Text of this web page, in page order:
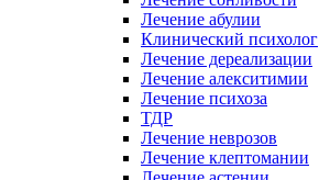
Лечение абулии
Клинический психолог
Лечение дереализации
Лечение алекситимии
Лечение психоза
ТДР
Лечение неврозов
Лечение клептомании